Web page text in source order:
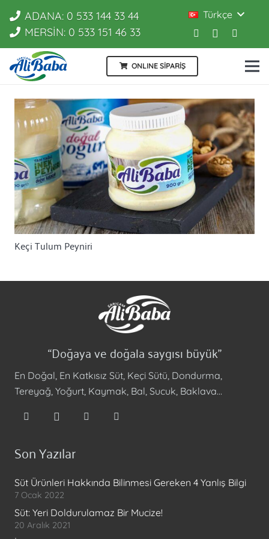
ADANA: 0 533 144 33 44
MERSİN: 0 533 151 46 33
Türkçe
ONLINE SİPARİŞ
Keçi Tulum Peyniri
“Doğaya ve doğala saygısı büyük”
En Doğal, En Katkısız Süt, Keçi Sütü, Dondurma,
Tereyağ, Yoğurt, Kaymak, Bal, Sucuk, Baklava…
Son Yazılar
Süt Ürünleri Hakkında Bilinmesi Gereken 4 Yanlış Bilgi
7 Ocak 2022
Süt: Yeri Doldurulamaz Bir Mucize!
20 Aralık 2021